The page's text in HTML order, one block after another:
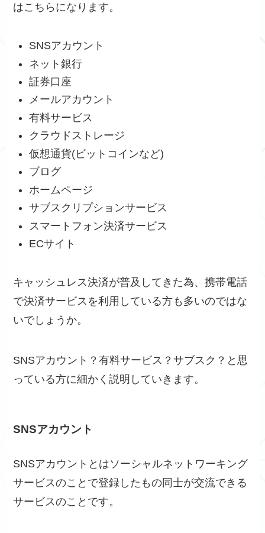
はこちらになります。
SNSアカウント
ネット銀行
証券口座
メールアカウント
有料サービス
クラウドストレージ
仮想通貨(ビットコインなど)
ブログ
ホームページ
サブスクリプションサービス
スマートフォン決済サービス
ECサイト
キャッシュレス決済が普及してきた為、携帯電話
で決済サービスを利用している方も多いのではな
いでしょうか。
SNSアカウント？有料サービス？サブスク？と思
っている方に細かく説明していきます。
SNSアカウント
SNSアカウントとはソーシャルネットワーキング
サービスのことで登録したもの同士が交流できる
サービスのことです。